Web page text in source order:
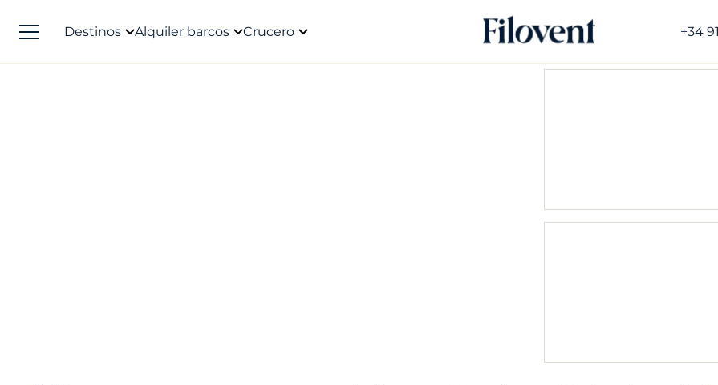
Destinos Alquiler barcos Crucero +34